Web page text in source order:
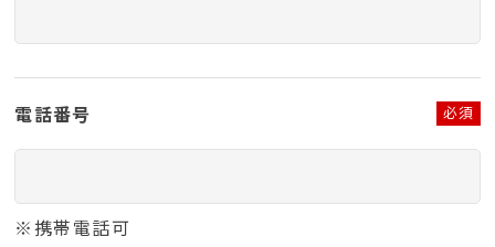
電話番号 必須
※携帯電話可